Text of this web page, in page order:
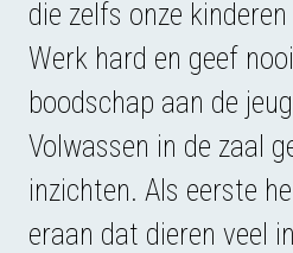
die zelfs onze
Werk hard en geef
boodschap aan de
Volwassen in de zaal
inzichten. Als eerste
eraan dat dieren veel